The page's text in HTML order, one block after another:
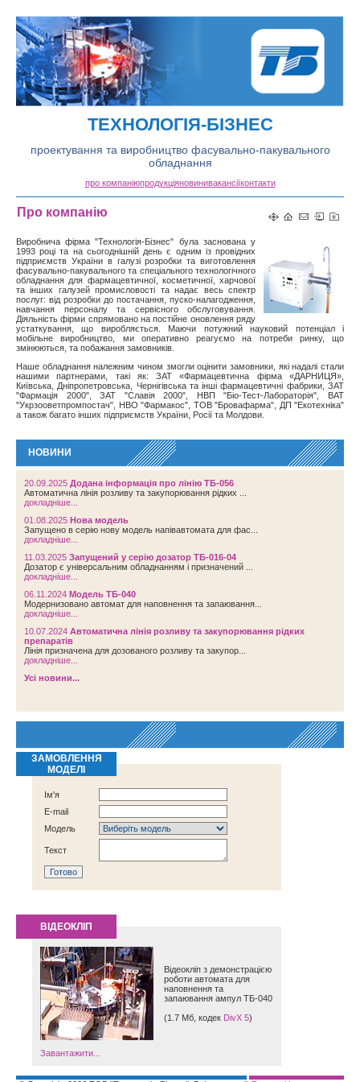
ТЕХНОЛОГІЯ-БІЗНЕС
проектування та виробництво фасувально-пакувального
обладнання
про компаніюпродукціяновинивакансіїконтакти
Про компанію
Виробнича фірма "Технологія-Бізнес" була заснована у
1993 році та на сьогоднішній день є одним із провідних
підприємств України в галузі розробки та виготовлення
фасувально-пакувального та спеціального технологічного
обладнання для фармацевтичної, косметичної, харчової
та інших галузей промисловості та надає весь спектр
послуг: від розробки до постачання, пуско-налагодження,
навчання персоналу та сервісного обслуговування.
Діяльність фірми спрямовано на постійне оновлення ряду
устаткування, що виробляється. Маючи потужний науковий потенціал і
мобільне виробництво, ми оперативно реагуємо на потреби ринку, що
змінюються, та побажання замовників.
Наше обладнання належним чином змогли оцінити замовники, які надалі стали
нашими партнерами, такі як: ЗАТ «Фармацевтична фірма «ДАРНИЦЯ»,
Київська, Дніпропетровська, Чернігівська та інші фармацевтичні фабрики, ЗАТ
"Фармація 2000", ЗАТ "Славія 2000", НВП "Біо-Тест-Лабораторія", ВАТ
"Укрзооветпромпостач", НВО "Фармакос", ТОВ "Бровафарма", ДП "Екотехніка"
а також багато інших підприємств України, Росії та Молдови.
НОВИНИ
20.09.2025 Додана інформація про лінію ТБ-056
Автоматична лінія розливу та закупорювання рідких ...
докладніше...
01.08.2025 Нова модель
Запущено в серію нову модель напівавтомата для фас...
докладніше...
11.03.2025 Запущений у серію дозатор ТБ-016-04
Дозатор є універсальним обладнанням і призначений ...
докладніше...
06.11.2024 Модель ТБ-040
Модернизовано автомат для наповнення та запаювання...
докладніше...
10.07.2024 Автоматична лінія розливу та закупорювання рідких
препаратів
Лінія призначена для дозованого розливу та закупор...
докладніше...
Усі новини...
ЗАМОВЛЕННЯ
МОДЕЛІ
Ім'я
E-mail
Модель
Текст
ВІДЕОКЛІП
Відеокліп з демонстрацією
роботи автомата для
наповнення та
запаювання ампул ТБ-040
(1.7 Мб, кодек DivX 5)
Завантажити...